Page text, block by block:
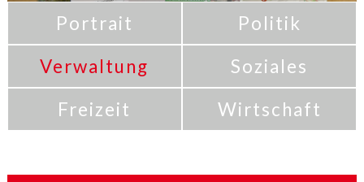
Portrait
Politik
Verwaltung
Soziales
Freizeit
Wirtschaft